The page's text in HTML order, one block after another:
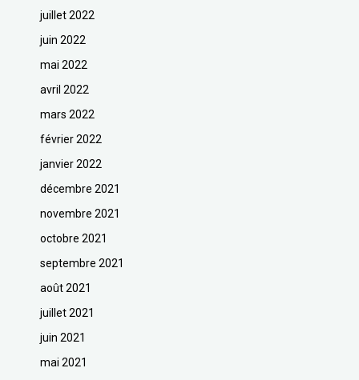
juillet 2022
juin 2022
mai 2022
avril 2022
mars 2022
février 2022
janvier 2022
décembre 2021
novembre 2021
octobre 2021
septembre 2021
août 2021
juillet 2021
juin 2021
mai 2021